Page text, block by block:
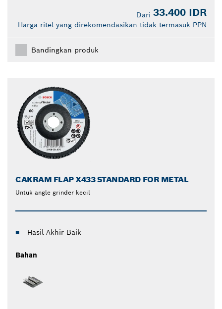
Dari 33.400 IDR
Harga ritel yang direkomendasikan tidak termasuk PPN
Bandingkan produk
CAKRAM FLAP X433 STANDARD FOR METAL
Untuk angle grinder kecil
Hasil Akhir Baik
Bahan